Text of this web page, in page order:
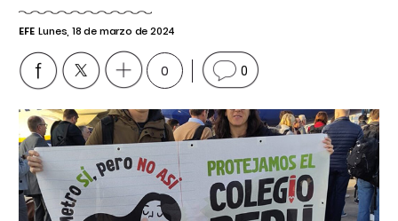
EFE Lunes, 18 de marzo de 2024
0 0